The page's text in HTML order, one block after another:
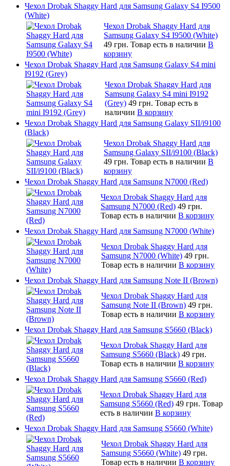
Чехол Drobak Shaggy Hard для Samsung Galaxy S4 I9500
(White)
Чехол Drobak Shaggy Hard для
Samsung Galaxy S4 I9500 (White)
49 грн. Товар есть в наличии В
корзину
Чехол Drobak Shaggy Hard для Samsung Galaxy S4 mini
I9192 (Grey)
Чехол Drobak Shaggy Hard для
Samsung Galaxy S4 mini I9192
(Grey) 49 грн. Товар есть в
наличии В корзину
Чехол Drobak Shaggy Hard для Samsung Galaxy SII/i9100
(Black)
Чехол Drobak Shaggy Hard для
Samsung Galaxy SII/i9100 (Black)
49 грн. Товар есть в наличии В
корзину
Чехол Drobak Shaggy Hard для Samsung N7000 (Red)
Чехол Drobak Shaggy Hard для
Samsung N7000 (Red) 49 грн.
Товар есть в наличии В корзину
Чехол Drobak Shaggy Hard для Samsung N7000 (White)
Чехол Drobak Shaggy Hard для
Samsung N7000 (White) 49 грн.
Товар есть в наличии В корзину
Чехол Drobak Shaggy Hard для Samsung Note II (Brown)
Чехол Drobak Shaggy Hard для
Samsung Note II (Brown) 49 грн.
Товар есть в наличии В корзину
Чехол Drobak Shaggy Hard для Samsung S5660 (Black)
Чехол Drobak Shaggy Hard для
Samsung S5660 (Black) 49 грн.
Товар есть в наличии В корзину
Чехол Drobak Shaggy Hard для Samsung S5660 (Red)
Чехол Drobak Shaggy Hard для
Samsung S5660 (Red) 49 грн. Товар
есть в наличии В корзину
Чехол Drobak Shaggy Hard для Samsung S5660 (White)
Чехол Drobak Shaggy Hard для
Samsung S5660 (White) 49 грн.
Товар есть в наличии В корзину